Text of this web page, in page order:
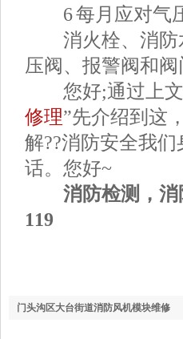
6 每月应对气压
消火栓、消防
压阀、报警阀和
您好;通过上文
修理”先介绍到这
解??消防安全我
话。您好~
消防检测，消
119
门头沟区大台街道消防风机模块维修